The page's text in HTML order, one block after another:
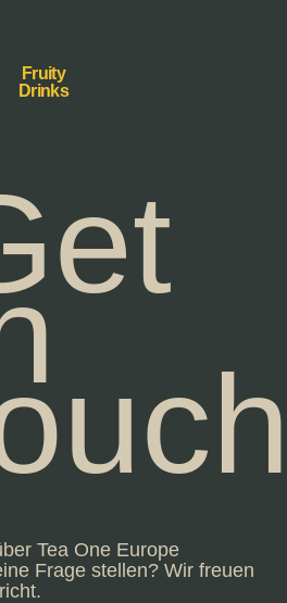
Fruity
Drinks
Tea One Europe
Frage stellen? Wir freuen